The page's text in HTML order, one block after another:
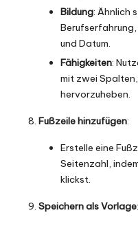
Bildung: Ähnlich
und Datum.
Fähigkeiten:
mit zwei
hervorzuheben.
Fußzeile hinzufügen:
Erstelle eine
Seitenzahl,
klickst.
Speichern als Vorlage: